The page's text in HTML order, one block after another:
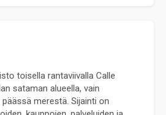
toisella rantaviivalla Calle
sataman alueella, vain
merestä. Sijainti on